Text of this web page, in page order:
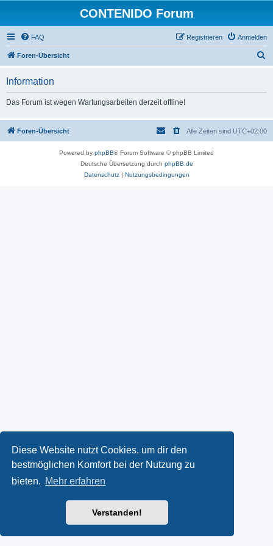
Diese Website nutzt Cookies, um dir den
bestmöglichen Komfort bei der Nutzung zu
bieten. Mehr erfahren
Verstanden!
CONTENIDO Forum
FAQ Anmelden
Registrieren
Foren-Übersicht
Information
Das Forum ist wegen Wartungsarbeiten derzeit offline!
Foren-Übersicht Alle Zeiten sind UTC+02:00
Powered by phpBB® Forum Software © phpBB Limited
Deutsche Übersetzung durch phpBB.de
Datenschutz| Nutzungsbedingungen